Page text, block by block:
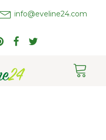
info@eveline24.com